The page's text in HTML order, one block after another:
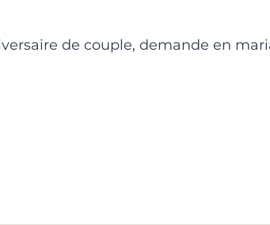
de couple, demande en